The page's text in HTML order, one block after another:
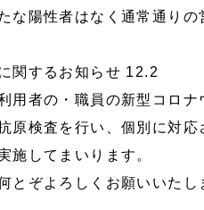
な陽性者はなく通常通り
関するお知らせ 12.2
用者の・職員の新型コロナ
原検査を行い、個別に対
施してまいります。
とぞよろしくお願いいたし